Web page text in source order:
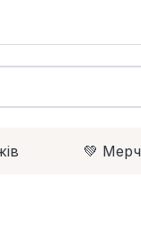
💚 Мерч